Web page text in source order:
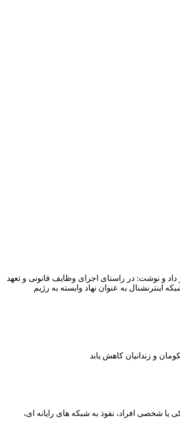
داد و نوشت: در راستای اجرای وظایف قانونی و تعهد
به عنوان نهاد وابسته به رژیم
و زندانیان کاهش یابد
شخصی افراد، نفوذ به شبکه های رایانه ای،